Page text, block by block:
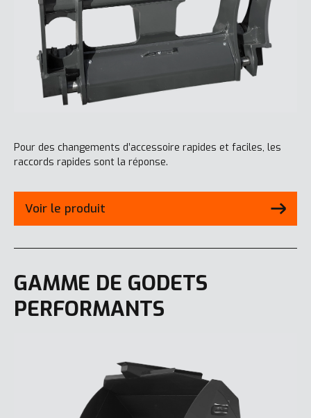
Pour des changements d’accessoire rapides et faciles, les
raccords rapides sont la réponse.
Voir le produit
GAMME DE GODETS
PERFORMANTS